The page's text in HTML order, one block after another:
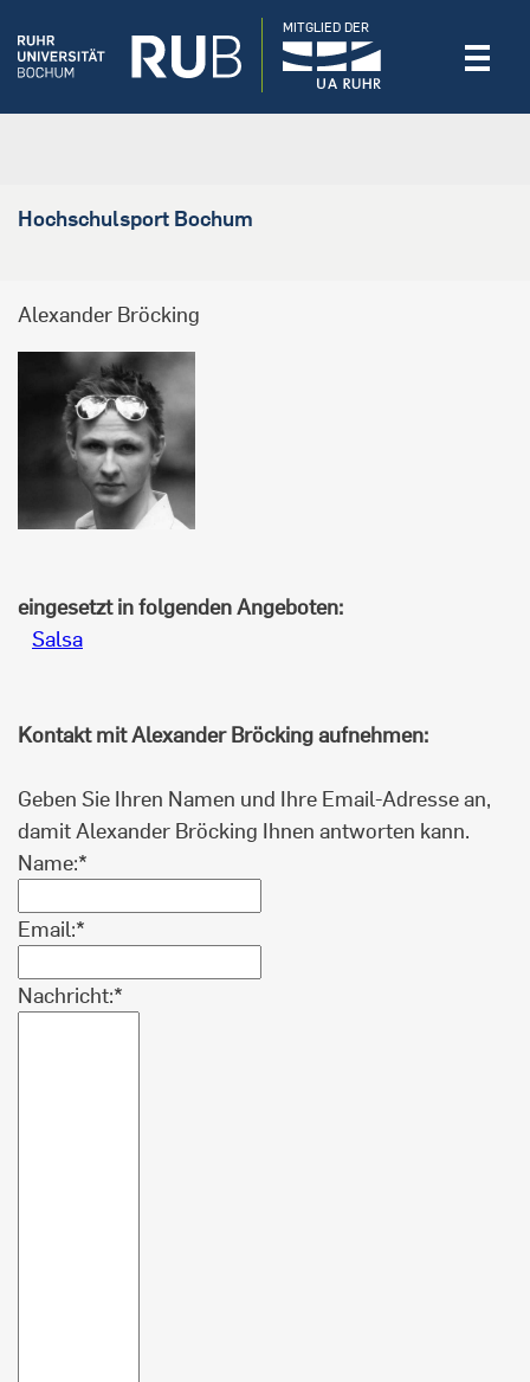
MITGLIED DER
Hochschulsport Bochum
Alexander Bröcking
eingesetzt in folgenden Angeboten:
Salsa
Kontakt mit Alexander Bröcking aufnehmen:
Geben Sie Ihren Namen und Ihre Email-Adresse an,
damit Alexander Bröcking Ihnen antworten kann.
Name:*
Email:*
Nachricht:*